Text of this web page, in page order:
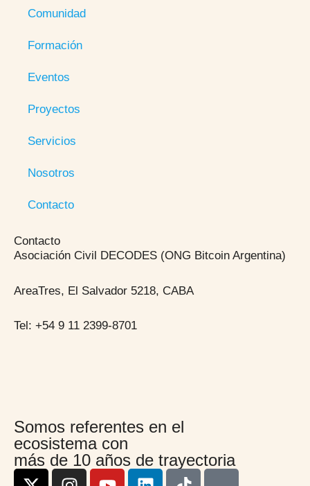
Comunidad
Formación
Eventos
Proyectos
Servicios
Nosotros
Contacto
Contacto
Asociación Civil DECODES (ONG Bitcoin Argentina)
AreaTres, El Salvador 5218, CABA
Tel: +54 9 11 2399-8701
Somos referentes en el
ecosistema con
más de 10 años de trayectoria